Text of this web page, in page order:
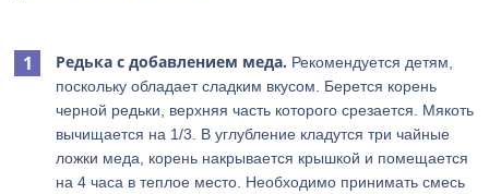
Редька с добавлением меда. Рекомендуется детям,
поскольку обладает сладким вкусом. Берется корень
черной редьки, верхняя часть которого срезается. Мякоть
вычищается на 1/3. В углубление кладутся три чайные
ложки меда, корень накрывается крышкой и помещается
на 4 часа в теплое место. Необходимо принимать смесь